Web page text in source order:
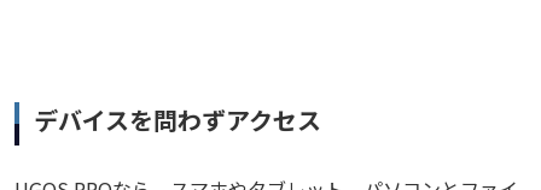
デバイスを問わずアクセス